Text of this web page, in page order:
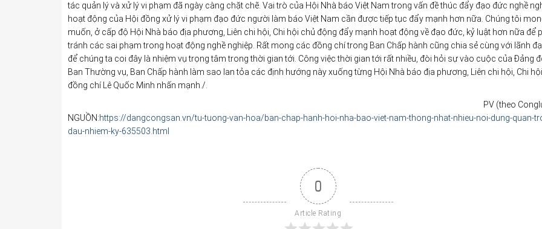
tác quản lý và xử lý vi phạm đã ngày càng chặt chẽ. Vai trò của Hội Nhà báo Việt Nam trong vấn đề thúc đẩy đạo đức nghề
hoạt động của Hội đồng xử lý vi phạm đạo đức người làm báo Việt Nam cần được tiếp tục đẩy mạnh hơn nữa. Chúng tôi
muốn, ở cấp độ Hội Nhà báo địa phương, Liên chi hội, Chi hội chủ động đẩy mạnh hoạt động về đạo đức, kỷ luật hơn nữa để
tránh các sai phạm trong hoạt động nghề nghiệp. Rất mong các đồng chí trong Ban Chấp hành cũng chia sẻ cùng với lãnh
để chúng ta coi đây là nhiệm vụ trọng tâm trong thời gian tới. Công việc thời gian tới rất nhiều, đòi hỏi sự vào cuộc của Đảng
Ban Thường vụ, Ban Chấp hành làm sao lan tỏa các định hướng này xuống từng Hội Nhà báo địa phương, Liên chi hội, Chi
đồng chí Lê Quốc Minh nhấn mạnh./.
PV (theo
NGUỒN:https://dangcongsan.vn/tu-tuong-van-hoa/ban-chap-hanh-hoi-nha-bao-viet-nam-thong-nhat-nhieu-noi-dung-quan-
dau-nhiem-ky-635503.html
0
Article Rating